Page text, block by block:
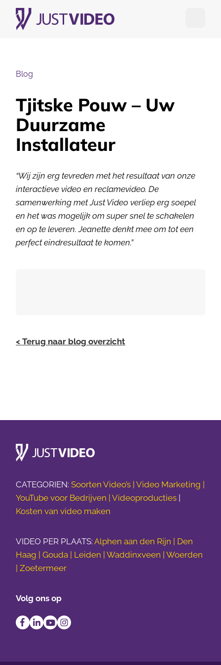
Blog
Tjitske Pouw – Uw
Duurzame
Installateur
“Wij zijn erg tevreden met het resultaat van onze
interactieve video en reclamevideo. De
samenwerking met Just Video verliep erg soepel
en het was mogelijk om super snel te schakelen
en op te leveren. Jeanette denkt mee om tot een
perfect eindresultaat te komen.”
< Terug naar blog overzicht
CATEGORIEN: Soorten Video’s | Video Marketing |
YouTube voor Bedrijven | Videoproducties
Kosten van video maken
VIDEO PER PLAATS: Alphen aan den Rijn | Den
Haag | Gouda | Leiden | Waddinxveen | Woerden
| Zoetermeer
Volg ons op